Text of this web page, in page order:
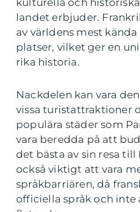
kulturella och
landet erbjuder.
av världens mest
platser, vilket ger en
rika historia.
Nackdelen kan vara
vissa turistattraktioner
populära städer som
vara beredda på att
det bästa av sin resa till
också viktigt att vara
språkbarriären, då
officiella språk och inte